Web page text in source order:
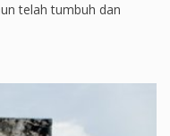
telah tumbuh dan